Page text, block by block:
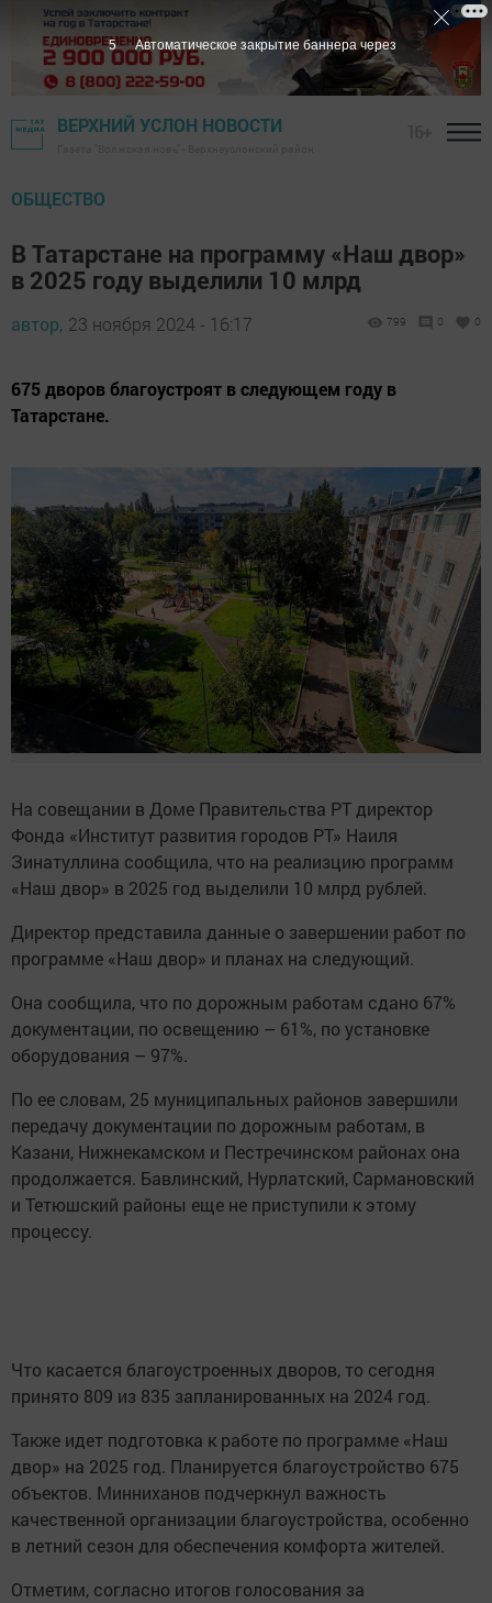
ВЕРХНИЙ УСЛОН НОВОСТИ
ОБЩЕСТВО
В Татарстане на программу «Наш двор»
в 2025 году выделили 10 млрд
автор, 23 ноября 2024 - 16:17 799 0 0
675 дворов благоустроят в следующем году в
Татарстане.
На совещании в Доме Правительства РТ директор
Фонда «Институт развития городов РТ» Наиля
Зинатуллина сообщила, что на реализцию программ
«Наш двор» в 2025 год выделили 10 млрд рублей.
Директор представила данные о завершении работ по
программе «Наш двор» и планах на следующий.
Она сообщила, что по дорожным работам сдано 67%
документации, по освещению – 61%, по установке
оборудования – 97%.
По ее словам, 25 муниципальных районов завершили
передачу документации по дорожным работам, в
Казани, Нижнекамском и Пестречинском районах она
продолжается. Бавлинский, Нурлатский, Сармановский
и Тетюшский районы еще не приступили к этому
процессу.
Что касается благоустроенных дворов, то сегодня
принято 809 из 835 запланированных на 2024 год.
Также идет подготовка к работе по программе «Наш
двор» на 2025 год. Планируется благоустройство 675
объектов. Минниханов подчеркнул важность
качественной организации благоустройства, особенно
в летний сезон для обеспечения комфорта жителей.
Отметим, согласно итогов голосования за
4 Автоматическое закрытие баннера через